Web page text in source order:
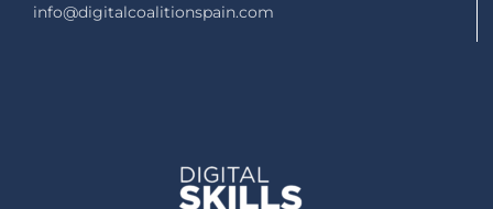
info@digitalcoalitionspain.com